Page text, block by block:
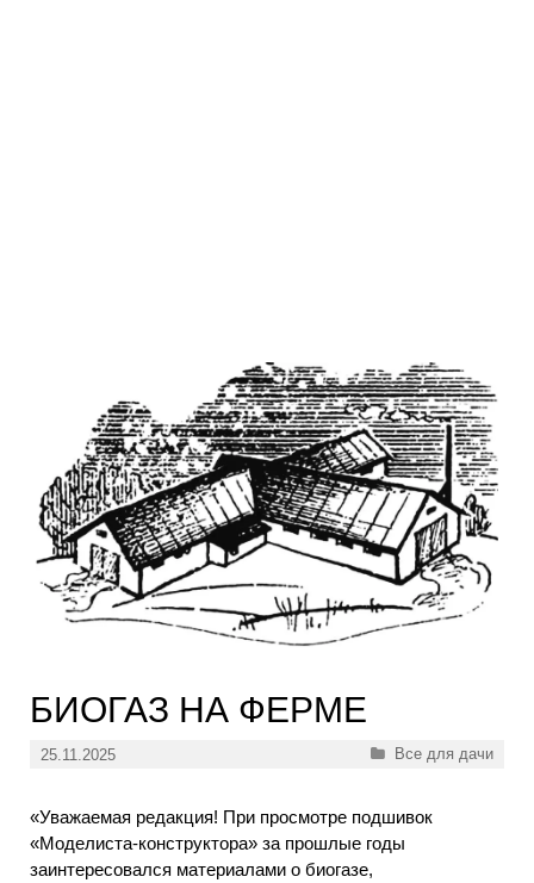
БИОГАЗ НА ФЕРМЕ
25.11.2025 Рубрики
Все для дачи
«Уважаемая редакция! При просмотре подшивок
«Моделиста-конструктора» за прошлые годы
заинтересовался материалами о биогазе,